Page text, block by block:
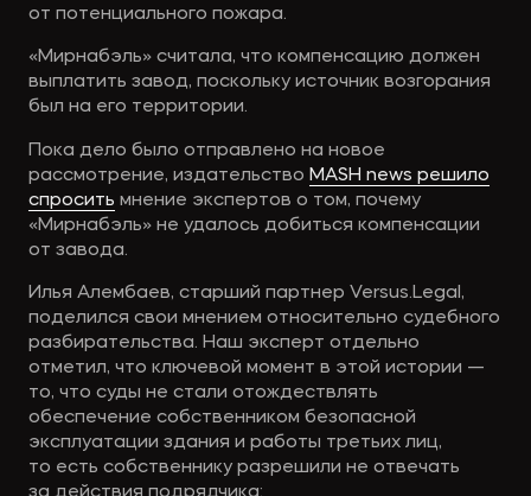
от потенциального пожара.
«Мирнабэль» считала, что компенсацию должен
выплатить завод, поскольку источник возгорания
был на его территории.
Пока дело было отправлено на новое
рассмотрение, издательство MASH news решило
спросить мнение экспертов о том, почему
«Мирнабэль» не удалось добиться компенсации
от завода.
Илья Алембаев, старший партнер Versus.Legal,
поделился свои мнением относительно судебного
разбирательства. Наш эксперт отдельно
отметил, что ключевой момент в этой истории —
то, что суды не стали отождествлять
обеспечение собственником безопасной
эксплуатации здания и работы третьих лиц,
то есть собственнику разрешили не отвечать